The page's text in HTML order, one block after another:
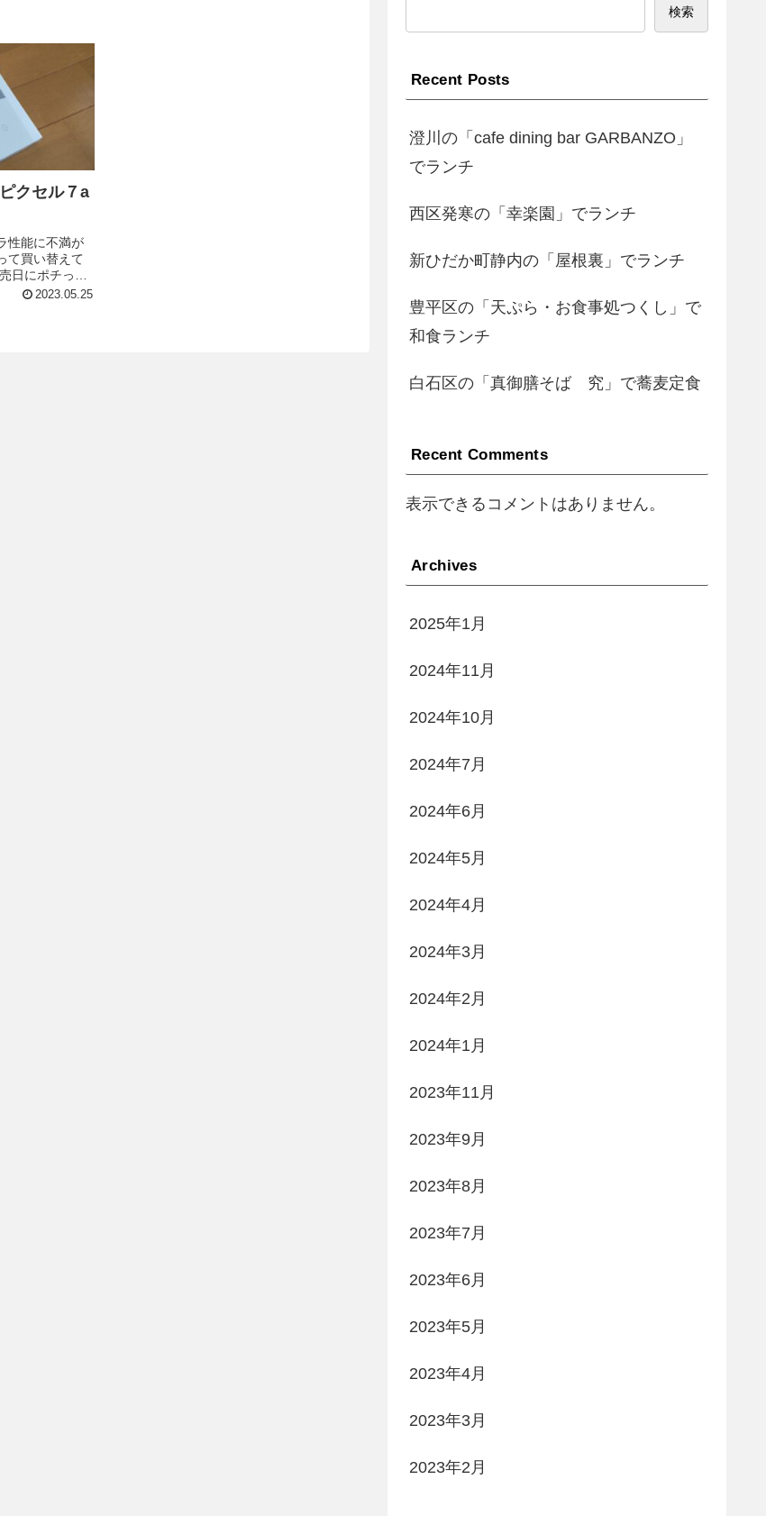
クセル７a
性能に不満が
て買い替えて
日にポチった
設定は毎回面倒
2023.05.25
検索
Recent Posts
澄川の「cafe dining bar GARBANZO」
でランチ
西区発寒の「幸楽園」でランチ
新ひだか町静内の「屋根裏」でランチ
豊平区の「天ぷら・お食事処つくし」で
和食ランチ
白石区の「真御膳そば 究」で蕎麦定食
Recent Comments
表示できるコメントはありません。
Archives
2025年1月
2024年11月
2024年10月
2024年7月
2024年6月
2024年5月
2024年4月
2024年3月
2024年2月
2024年1月
2023年11月
2023年9月
2023年8月
2023年7月
2023年6月
2023年5月
2023年4月
2023年3月
2023年2月